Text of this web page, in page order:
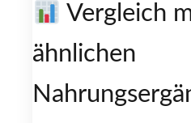
Vergleich
ähnlichen